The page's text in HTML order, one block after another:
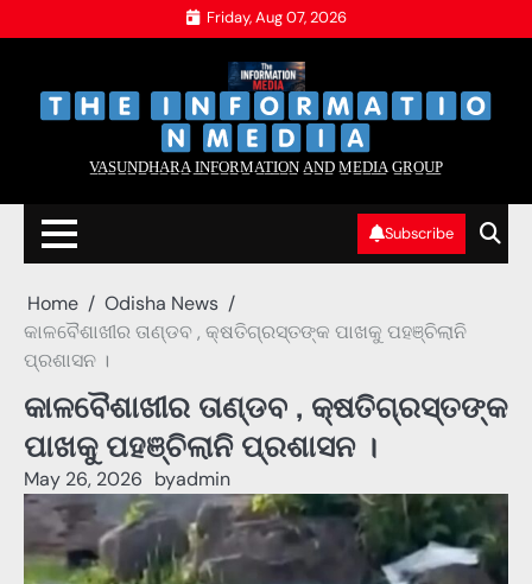
to
Friday, Aug 07, 2026
V̲A̲S̲U̲N̲D̲H̲A̲R̲A̲ I̲N̲F̲O̲R̲M̲A̲T̲I̲O̲N̲ A̲N̲D̲ M̲E̲D̲I̲A̲ G̲R̲O̲U̲P̲
Subscribe
Home
Odisha News
କାଳବୈଶାଖୀର ତାଣ୍ଡବ , କ୍ଷତିଗ୍ରସ୍ତଙ୍କ ପାଖକୁ ପହଞ୍ଚିଲାନି
ପ୍ରଶାସନ ।
କାଳବୈଶାଖୀର ତାଣ୍ଡବ , କ୍ଷତିଗ୍ରସ୍ତଙ୍କ
ପାଖକୁ ପହଞ୍ଚିଲାନି ପ୍ରଶାସନ ।
May 26, 2026 byadmin